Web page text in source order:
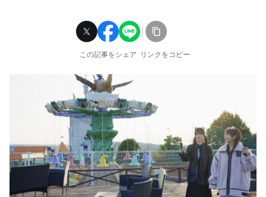
この記事をシェア リンクをコピー